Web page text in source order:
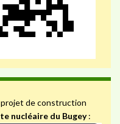
de construction
nucléaire du Bugey: